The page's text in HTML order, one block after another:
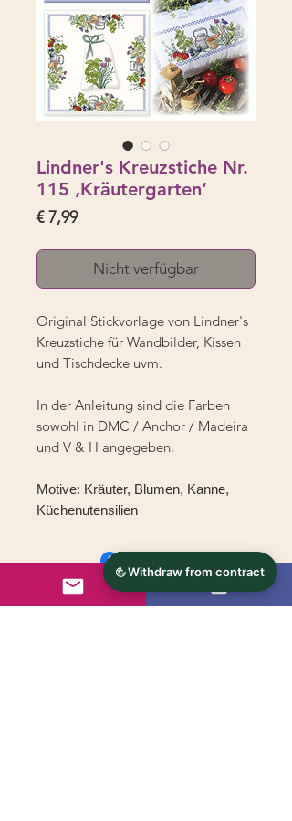
Lindner's Kreuzstiche Nr.
115 ‚Kräutergarten‘
€ 7,99Preis
Nicht verfügbar
Original Stickvorlage von Lindner's
Kreuzstiche für Wandbilder, Kissen
und Tischdecke uvm.
In der Anleitung sind die Farben
sowohl in DMC / Anchor / Madeira
und V & H angegeben.
Motive: Kräuter, Blumen, Kanne,
Küchenutensilien